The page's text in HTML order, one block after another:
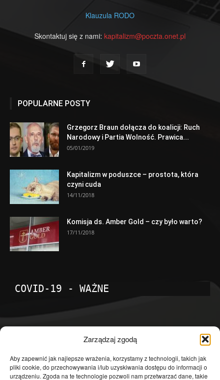
Zarządzaj zgodą
Aby zapewnić jak najlepsze wrażenia, korzystamy z technologii, takich jak
pliki cookie, do przechowywania i/lub uzyskiwania dostępu do informacji o
urządzeniu. Zgoda na te technologie pozwoli nam przetwarzać dane, takie
Klauzula RODO
Skontaktuj się z nami: kapitalizm@poczta.onet.pl
POPULARNE POSTY
Grzegorz Braun dołącza do koalicji: Ruch
Narodowy i Partia Wolność. Prawica...
05/01/2019
Kapitalizm w poduszce – prostota, która
czyni cuda
14/11/2018
Komisja ds. Amber Gold – czy było warto?
17/11/2018
COVID-19 - WAŻNE
Temat dnia
4601
Publicystyka
4363